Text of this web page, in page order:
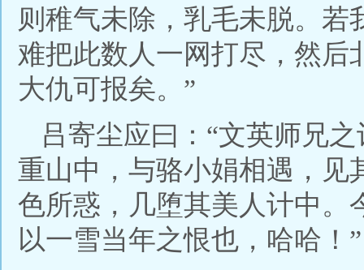
则稚气未除，乳毛未脱。
难把此数人一网打尽，然后
大仇可报矣。”
吕寄尘应曰：“文英师兄
重山中，与骆小娟相遇，见
色所惑，几堕其美人计中。
以一雪当年之恨也，哈哈！”